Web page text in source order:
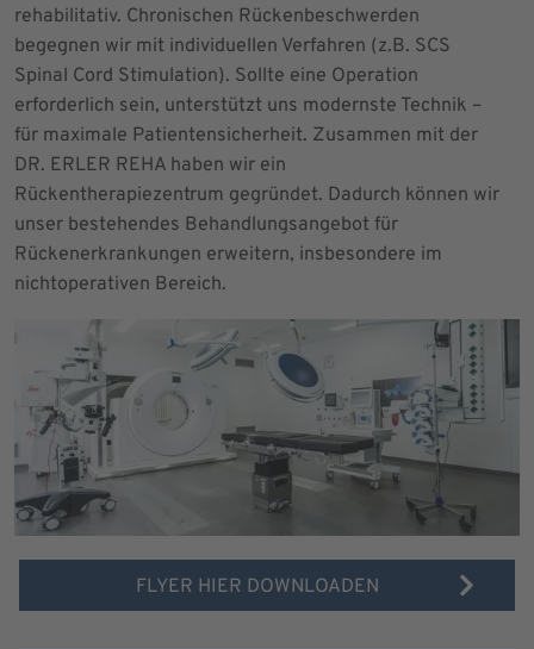
rehabilitativ. Chronischen Rückenbeschwerden
begegnen wir mit individuellen Verfahren (z.B. SCS
Spinal Cord Stimulation). Sollte eine Operation
erforderlich sein, unterstützt uns modernste Technik –
für maximale Patientensicherheit. Zusammen mit der
DR. ERLER REHA haben wir ein
Rückentherapiezentrum gegründet. Dadurch können wir
unser bestehendes Behandlungsangebot für
Rückenerkrankungen erweitern, insbesondere im
nichtoperativen Bereich.
FLYER HIER DOWNLOADEN